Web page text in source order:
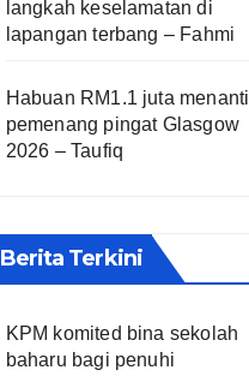
langkah keselamatan di
lapangan terbang – Fahmi
Habuan RM1.1 juta menanti
pemenang pingat Glasgow
2026 – Taufiq
Berita Terkini
KPM komited bina sekolah
baharu bagi penuhi